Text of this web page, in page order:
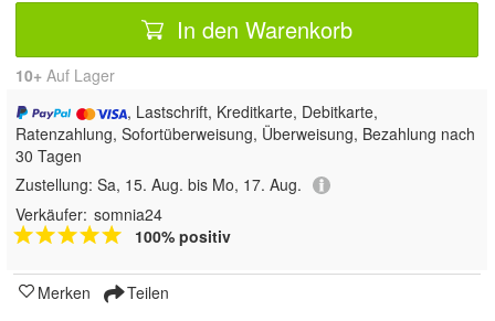
In den Warenkorb
10+ Auf Lager
, Lastschrift, Kreditkarte, Debitkarte,
Ratenzahlung, Sofortüberweisung, Überweisung, Bezahlung nach
30 Tagen
Zustellung: Sa, 15. Aug. bis Mo, 17. Aug.
Verkäufer: somnia24
100% positiv
Merken Teilen